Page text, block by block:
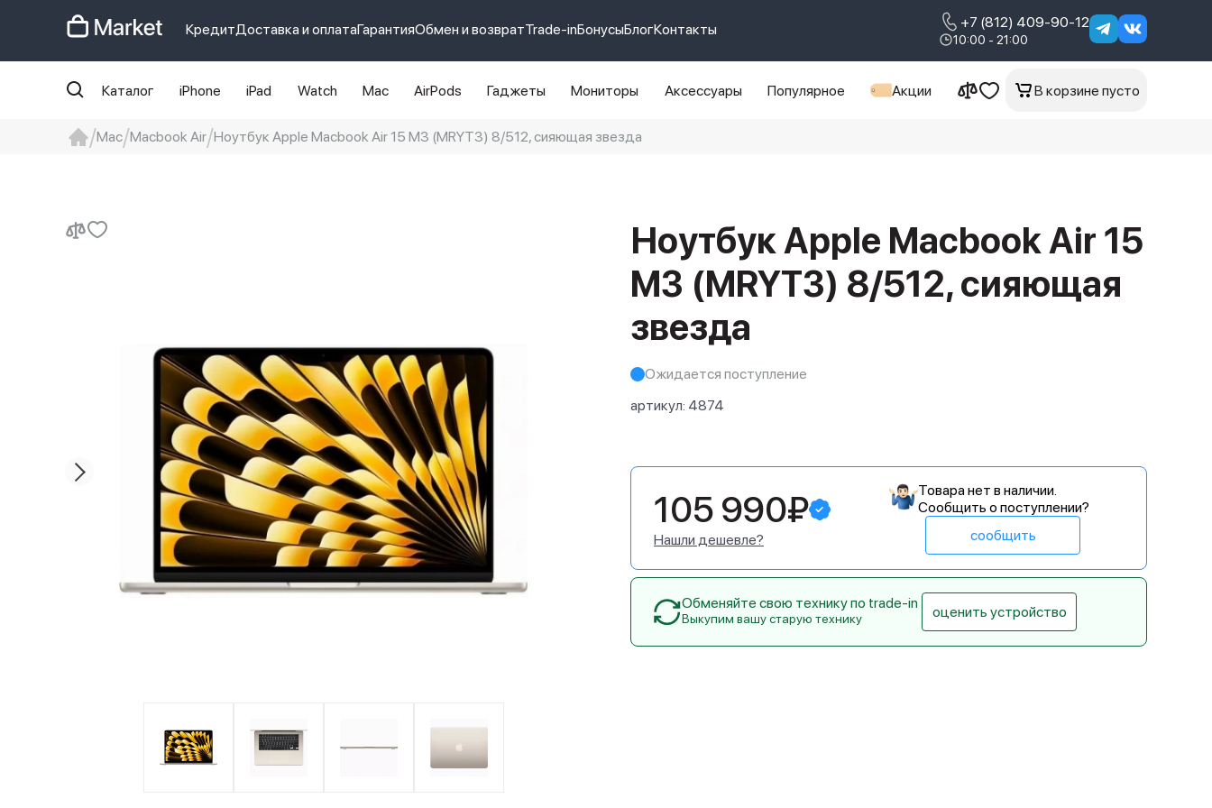
КредитДоставка и оплатаГарантияОбмен и возвратTrade-inБонусыБлогКонтакты +7 (812) 409-90-12
10:00 - 21:00
Каталог iPhone iPad Watch Mac AirPods Гаджеты Мониторы Аксессуары Популярное Акции В корзине пусто
Mac Macbook Air Ноутбук Apple Macbook Air 15 M3 (MRYT3) 8/512, сияющая звезда
Ноутбук Apple Macbook Air 15
M3 (MRYT3) 8/512, сияющая
звезда
Ожидается поступление
артикул: 4874
105 990₽
Нашли дешевле?
Товара нет в наличии.
Сообщить о поступлении?
сообщить
Обменяйте свою технику по trade-in
Выкупим вашу старую технику оценить устройство